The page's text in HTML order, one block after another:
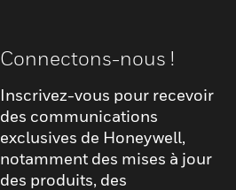
Connectons-nous !
Inscrivez-vous pour recevoir
des communications
exclusives de Honeywell,
notamment des mises à jour
des produits, des